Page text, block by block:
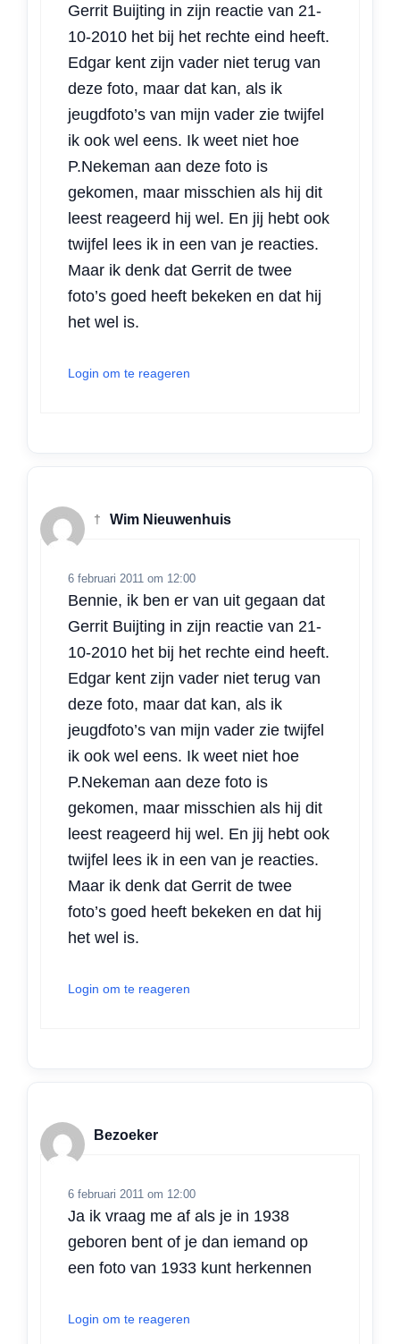
Gerrit Buijting in zijn reactie van 21-
10-2010 het bij het rechte eind heeft.
Edgar kent zijn vader niet terug van
deze foto, maar dat kan, als ik
jeugdfoto’s van mijn vader zie twijfel
ik ook wel eens. Ik weet niet hoe
P.Nekeman aan deze foto is
gekomen, maar misschien als hij dit
leest reageerd hij wel. En jij hebt ook
twijfel lees ik in een van je reacties.
Maar ik denk dat Gerrit de twee
foto’s goed heeft bekeken en dat hij
het wel is.
Login om te reageren
† Wim Nieuwenhuis
6 februari 2011 om 12:00
Bennie, ik ben er van uit gegaan dat
Gerrit Buijting in zijn reactie van 21-
10-2010 het bij het rechte eind heeft.
Edgar kent zijn vader niet terug van
deze foto, maar dat kan, als ik
jeugdfoto’s van mijn vader zie twijfel
ik ook wel eens. Ik weet niet hoe
P.Nekeman aan deze foto is
gekomen, maar misschien als hij dit
leest reageerd hij wel. En jij hebt ook
twijfel lees ik in een van je reacties.
Maar ik denk dat Gerrit de twee
foto’s goed heeft bekeken en dat hij
het wel is.
Login om te reageren
Bezoeker
6 februari 2011 om 12:00
Ja ik vraag me af als je in 1938
geboren bent of je dan iemand op
een foto van 1933 kunt herkennen
Login om te reageren